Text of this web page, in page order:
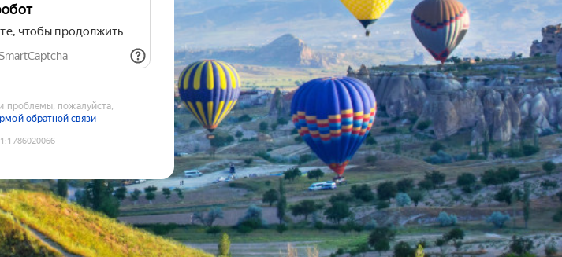
чтобы продолжить
проблемы, пожалуйста,
обратной связи
:1786020066